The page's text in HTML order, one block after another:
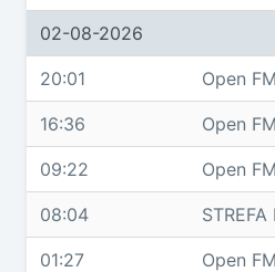
02-08-2026
20:01 Open
16:36 Open
09:22 Open
08:04 STREFA
01:27 Open